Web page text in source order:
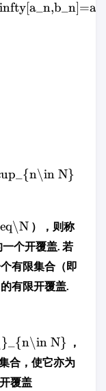
N}
），则称
一个开覆盖. 若
有限集合（即
的有限开覆盖.
N} ，
合，使它亦为
覆盖